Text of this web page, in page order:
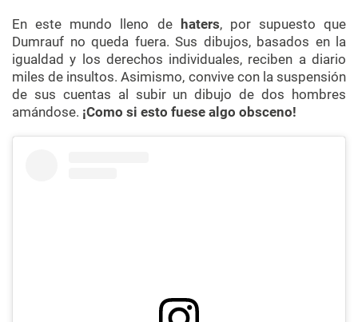
En este mundo lleno de haters, por supuesto que
Dumrauf no queda fuera. Sus dibujos, basados en la
igualdad y los derechos individuales, reciben a diario
miles de insultos. Asimismo, convive con la suspensión
de sus cuentas al subir un dibujo de dos hombres
amándose. ¡Como si esto fuese algo obsceno!